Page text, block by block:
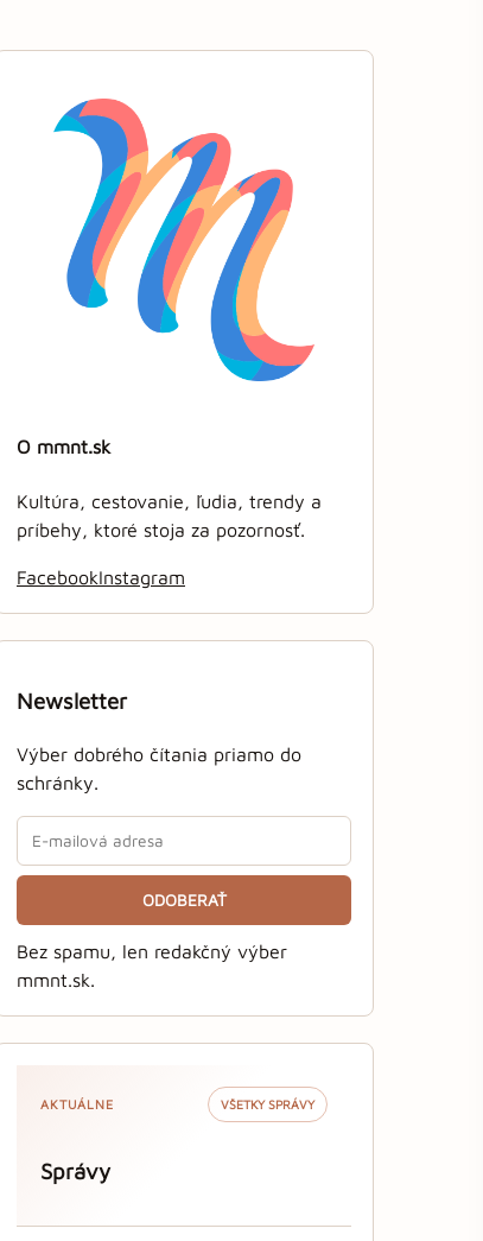
O mmnt.sk
Kultúra, cestovanie, ľudia, trendy a
príbehy, ktoré stoja za pozornosť.
FacebookInstagram
Newsletter
Výber dobrého čítania priamo do
schránky.
ODOBERAŤ
Bez spamu, len redakčný výber
mmnt.sk.
AKTUÁLNE VŠETKY SPRÁVY
Správy